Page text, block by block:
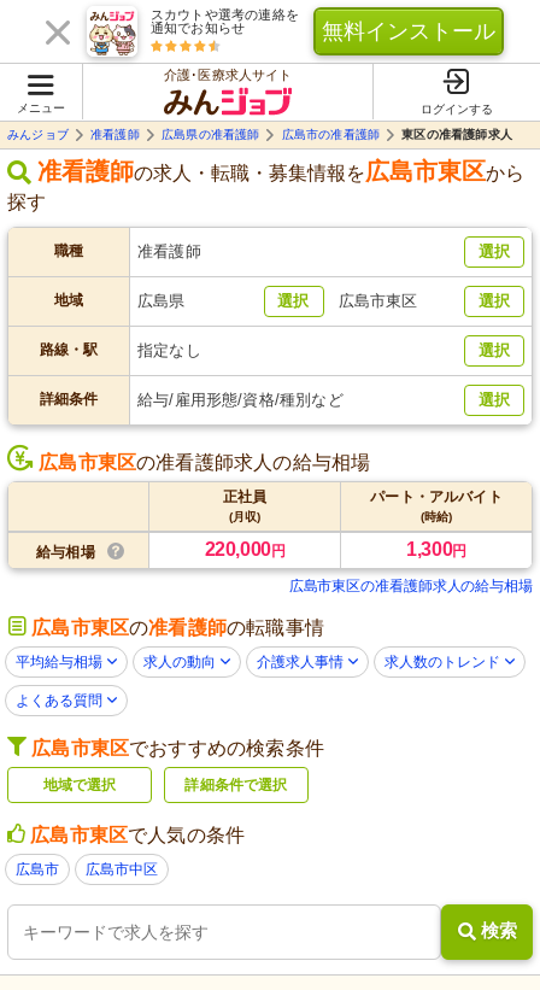
スカウトや選考の連絡を
通知でお知らせ
無料インストール
メニュー
介護･医療求人サイト
ログインする
みんジョブ
准看護師 広島県の准看護師 広島市の准看護師 東区の准看護師求人
准看護師の求人・転職・募集情報を広島市東区から
探す
職種 准看護師 選択
地域 広島県 選択 広島市東区 選択
路線・駅 指定なし 選択
詳細条件 給与/雇用形態/資格/種別など 選択
広島市東区の准看護師求人の給与相場
正社員
(月収)
パート・アルバイト
(時給)
給与相場 220,000円 1,300円
広島市東区の准看護師求人の給与相場
広島市東区の准看護師の転職事情
平均給与相場 求人の動向 介護求人事情 求人数のトレンド
よくある質問
広島市東区でおすすめの検索条件
地域で選択 詳細条件で選択
広島市東区で人気の条件
広島市 広島市中区
検索